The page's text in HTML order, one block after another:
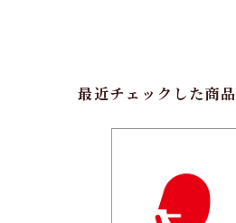
最近チェックした商品